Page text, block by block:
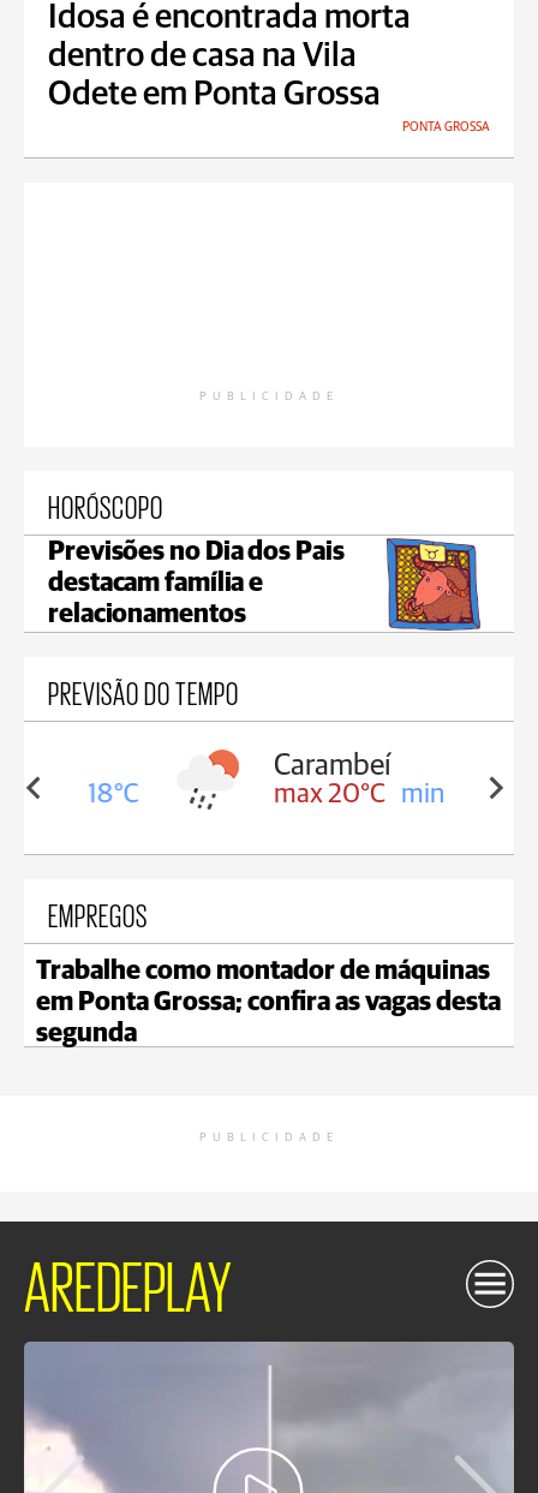
Idosa é encontrada morta
dentro de casa na Vila
Odete em Ponta Grossa
PONTA GROSSA
PUBLICIDADE
HORÓSCOPO
Previsões no Dia dos Pais
destacam família e
relacionamentos
PREVISÃO DO TEMPO
18°C
Carambeí
max 20°C min 18°C
EMPREGOS
Trabalhe como montador de máquinas
em Ponta Grossa; confira as vagas desta
segunda
PUBLICIDADE
AREDEPLAY